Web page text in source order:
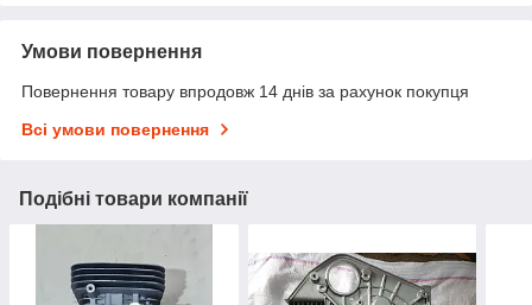
Умови повернення
Повернення товару впродовж 14 днів за рахунок покупця
Всі умови повернення
Подібні товари компанії